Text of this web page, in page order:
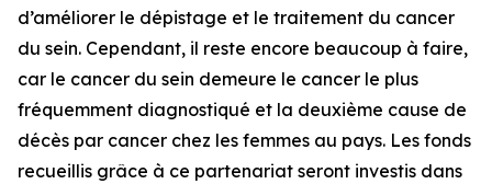
d’améliorer le dépistage et le traitement du cancer
du sein. Cependant, il reste encore beaucoup à faire,
car le cancer du sein demeure le cancer le plus
fréquemment diagnostiqué et la deuxième cause de
décès par cancer chez les femmes au pays. Les fonds
recueillis grâce à ce partenariat seront investis dans